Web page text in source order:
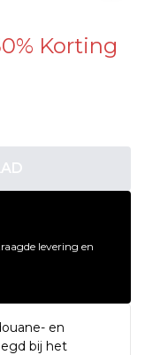
Korting
levering en
en
bij het